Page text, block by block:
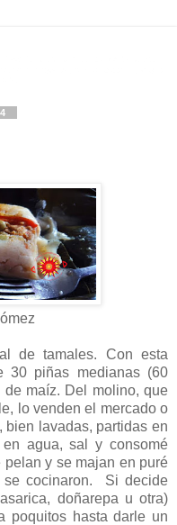
de tamales. Con esta
30 piñas medianas (60
maíz. Del molino, que
lo venden el mercado o
bien lavadas, partidas en
agua, sal y consomé
pelan y se majan en puré
cocinaron. Si decide
doñarepa u otra)
poquitos hasta darle un